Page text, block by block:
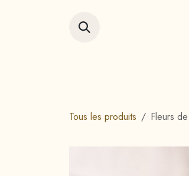
Tous les produits Fleurs